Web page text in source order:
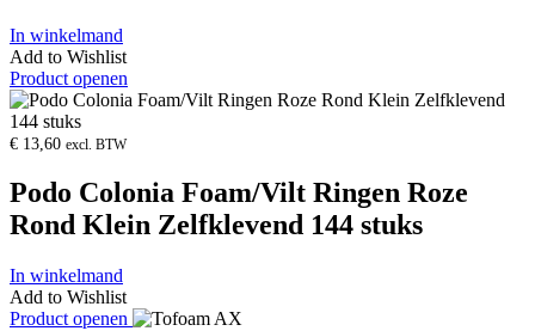
In winkelmand
Add to Wishlist
Product openen
€ 13,60 excl. BTW
Podo Colonia Foam/Vilt Ringen Roze
Rond Klein Zelfklevend 144 stuks
In winkelmand
Add to Wishlist
Product openen